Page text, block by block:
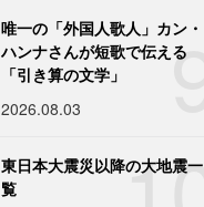
9
唯一の「外国人歌人」カン・
ハンナさんが短歌で伝える
「引き算の文学」
2026.08.03
東日本大震災以降の大地震一
覧